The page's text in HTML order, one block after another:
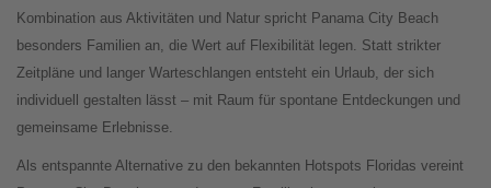
Kombination aus Aktivitäten und Natur spricht Panama City Beach
besonders Familien an, die Wert auf Flexibilität legen. Statt strikter
Zeitpläne und langer Warteschlangen entsteht ein Urlaub, der sich
individuell gestalten lässt – mit Raum für spontane Entdeckungen und
gemeinsame Erlebnisse.
Als entspannte Alternative zu den bekannten Hotspots Floridas vereint